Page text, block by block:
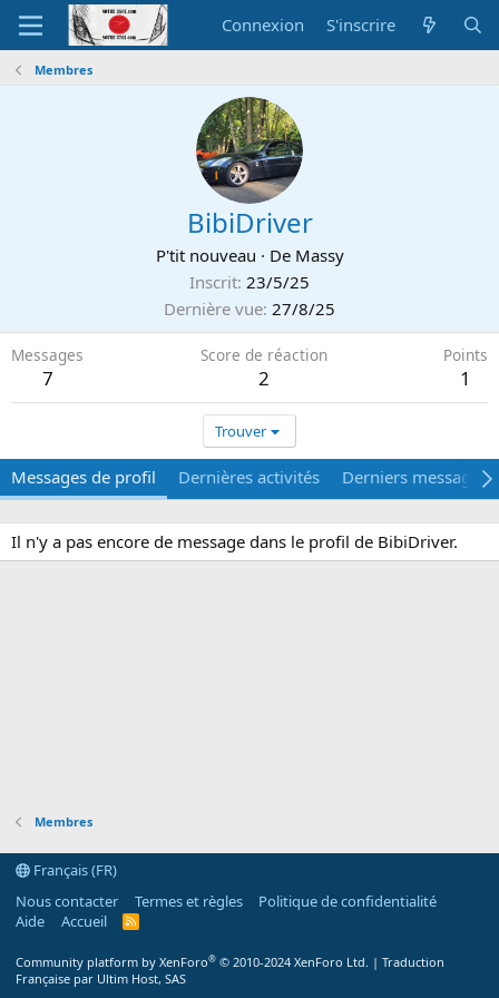
Connexion S'inscrire
Membres
BibiDriver
P'tit nouveau · De Massy
Inscrit 23/5/25
Dernière vue 27/8/25
Messages
7
Score de réaction
2
Points
1
Trouver
Messages de profil Dernières activités Derniers messages
Il n'y a pas encore de message dans le profil de BibiDriver.
Membres
Français (FR)
Nous contacter
Termes et règles
Politique de confidentialité
Aide
Accueil
R
Community platform by XenForo® © 2010-2024 XenForo Ltd. | Traduction
Française par Ultim Host, SAS